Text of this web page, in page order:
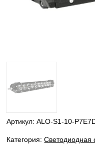
Артикул:ALO-S1-10-
Категория:Светодиодная